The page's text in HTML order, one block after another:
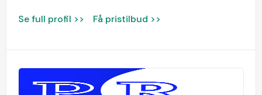
Se full profil >> Få pristilbud >>